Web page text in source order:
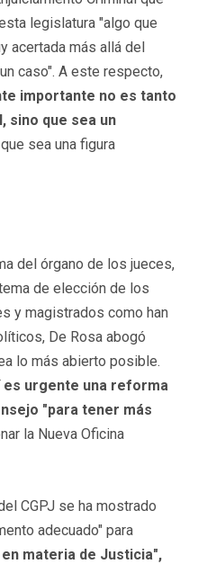
legislatura "algo que
acertada más allá del
caso". A este respecto,
importante no es tanto
sino que sea un
sea una figura
del órgano de los jueces,
de elección de los
y magistrados como han
De Rosa abogó
lo más abierto posible.
es urgente una reforma
"para tener más
la Nueva Oficina
CGPJ se ha mostrado
adecuado" para
materia de Justicia",